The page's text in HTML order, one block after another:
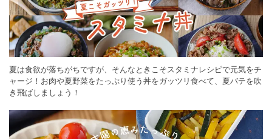
夏は食欲が落ちがちですが、そんなときこそスタミナレシピで元気をチ
ャージ！お肉や夏野菜をたっぷり使う丼をガッツリ食べて、夏バテを吹
き飛ばしましょう！